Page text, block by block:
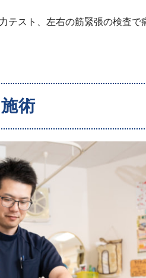
テスト、左右の筋緊張の検査で
施術